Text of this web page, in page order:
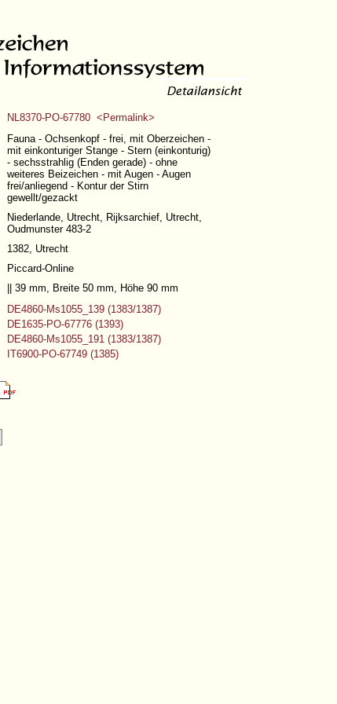
NL8370-PO-67780 <Permalink>
Fauna - Ochsenkopf - frei, mit Oberzeichen -
mit einkonturiger Stange - Stern (einkonturig)
- sechsstrahlig (Enden gerade) - ohne
weiteres Beizeichen - mit Augen - Augen
frei/anliegend - Kontur der Stirn
gewellt/gezackt
Niederlande, Utrecht, Rijksarchief, Utrecht,
Oudmunster 483-2
1382, Utrecht
Piccard-Online
|| 39 mm, Breite 50 mm, Höhe 90 mm
DE4860-Ms1055_139 (1383/1387)
DE1635-PO-67776 (1393)
DE4860-Ms1055_191 (1383/1387)
IT6900-PO-67749 (1385)